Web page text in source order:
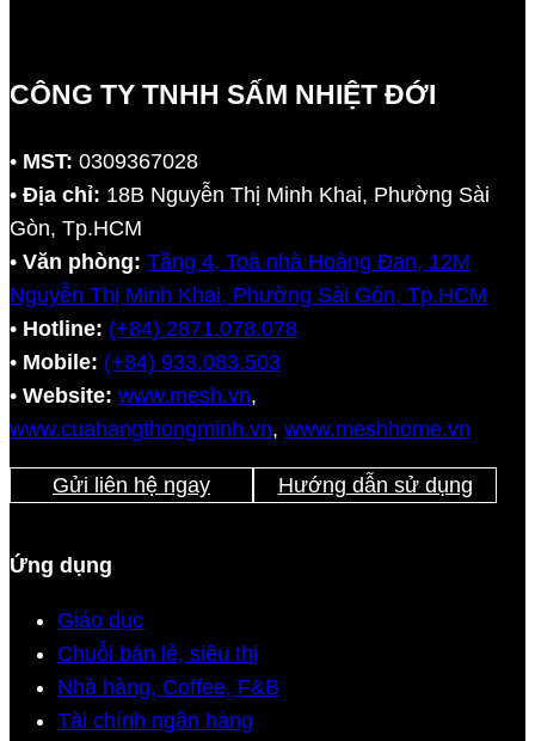
CÔNG TY TNHH SẤM NHIỆT ĐỚI
• MST: 0309367028
• Địa chỉ: 18B Nguyễn Thị Minh Khai, Phường Sài
Gòn, Tp.HCM
• Văn phòng: Tầng 4, Toà nhà Hoàng Đan, 12M
Nguyễn Thị Minh Khai, Phường Sài Gòn, Tp.HCM
• Hotline: (+84) 2871.078.078
• Mobile: (+84) 933.083.503
• Website: www.mesh.vn,
www.cuahangthongminh.vn, www.meshhome.vn
Gửi liên hệ ngay Hướng dẫn sử dụng
Ứng dụng
Giáo dục
Chuỗi bán lẻ, siêu thị
Nhà hàng, Coffee, F&B
Tài chính ngân hàng